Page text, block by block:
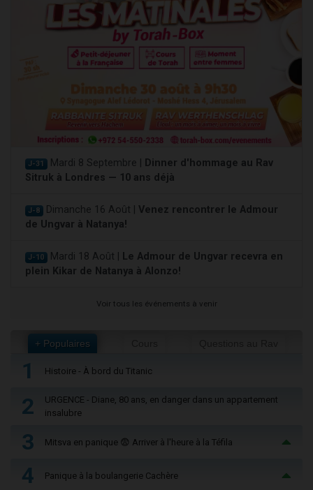
J-31 Mardi 8 Septembre |
Dinner d'hommage au Rav
Sitruk à Londres — 10 ans déjà
J-8 Dimanche 16 Août | Venez rencontrer le Admour
de Ungvar à Natanya!
J-10 Mardi 18 Août |
Le Admour de Ungvar recevra en
plein Kikar de Natanya à Alonzo!
Voir tous les événements à venir
+ Populaires
1 Histoire - À bord du Titanic
2
URGENCE - Diane, 80 ans, en danger dans un appartement
insalubre
3 Mitsva en panique 😨 Arriver à l'heure à la Téfila
4 Panique à la boulangerie Cachère